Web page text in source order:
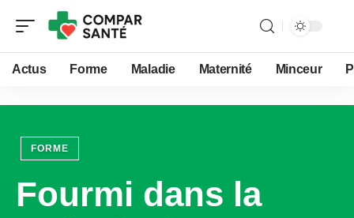
Actus Forme Maladie Maternité Minceur
FORME
Fourmi dans la